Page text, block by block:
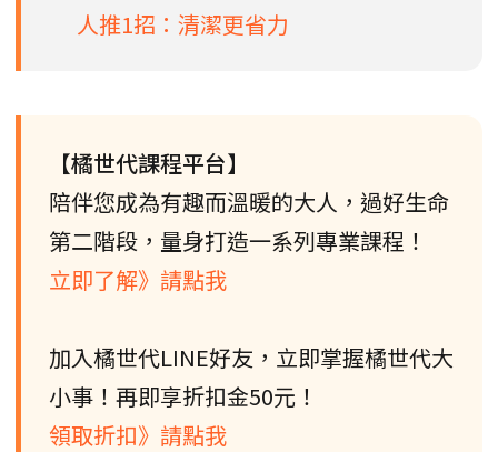
人推1招：清潔更省力
【橘世代課程平台】
陪伴您成為有趣而溫暖的大人，過好生命
第二階段，量身打造一系列專業課程！
立即了解》請點我
加入橘世代LINE好友，立即掌握橘世代大
小事！再即享折扣金50元！
領取折扣》請點我